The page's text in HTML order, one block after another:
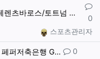
바로스/토트넘 해외…
댓글
0
작성자스포츠관리자
퍼저축은행 G… 댓글
0